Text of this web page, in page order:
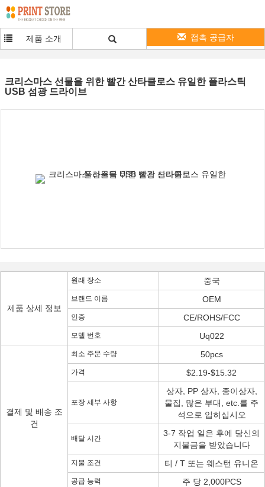
제품 소개 접촉 공급자
크리스마스 선물을 위한 빨간 산타클로스 유일한 플라스틱
USB 섬광 드라이브
제품 상세 정보
원래 장소 중국
브랜드 이름 OEM
인증 CE/ROHS/FCC
모델 번호 Uq022
결제 및 배송 조
건
최소 주문 수량 50pcs
가격 $2.19-$15.32
포장 세부 사항
상자, PP 상자, 종이상자,
물집, 많은 부대, etc.를 주
석으로 입히십시오
배달 시간
3-7 작업 일은 후에 당신의
지불금을 받았습니다
지불 조건 티 / T 또는 웨스턴 유니온
공급 능력 주 당 2,000PCS